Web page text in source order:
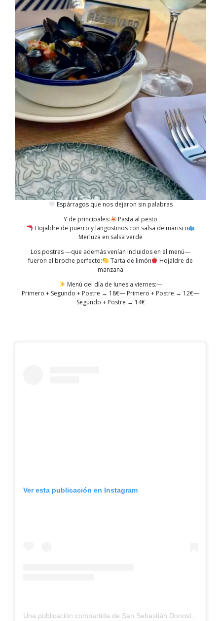
Espárragos que nos dejaron sin palabras
Y de principales:
Pasta al pesto
Hojaldre de puerro y langostinos con salsa de marisco
Merluza en salsa verde
Los postres —que además venían incluidos en el menú—
fueron el broche perfecto:
Tarta de limón
Hojaldre de
manzana
Menú del día de lunes a viernes:—
Primero + Segundo + Postre → 18€— Primero + Postre → 12€—
Segundo + Postre → 14€
Ver esta publicación en Instagram
Una publicación compartida de San Sebastián Donostia / Qué hacer, comer y dormir (@sansebastiansisterstyle)